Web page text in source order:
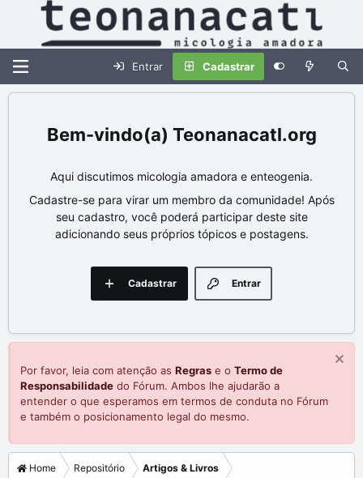
Entrar Cadastrar
Teonanacatl.org
Aqui discutimos micologia amadora e enteogenia.
Cadastre-se para virar um membro da comunidade! Após
seu cadastro, você poderá participar deste site
adicionando seus próprios tópicos e postagens.
Entrar
Cadastrar
Por favor, leia com atenção as Regras e o Termo de
Responsabilidade do Fórum. Ambos lhe ajudarão a
entender o que esperamos em termos de conduta no Fórum
e também o posicionamento legal do mesmo.
Home Repositório Artigos & Livros